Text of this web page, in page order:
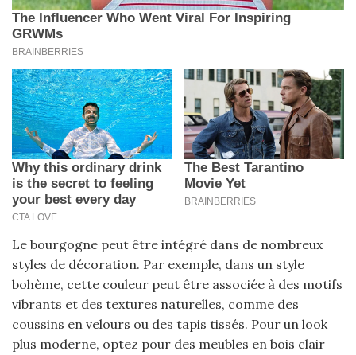
Le bourgogne peut être intégré dans de nombreux
styles de décoration. Par exemple, dans un style
bohème, cette couleur peut être associée à des motifs
vibrants et des textures naturelles, comme des
coussins en velours ou des tapis tissés. Pour un look
plus moderne, optez pour des meubles en bois clair